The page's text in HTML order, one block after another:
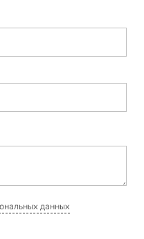
данных